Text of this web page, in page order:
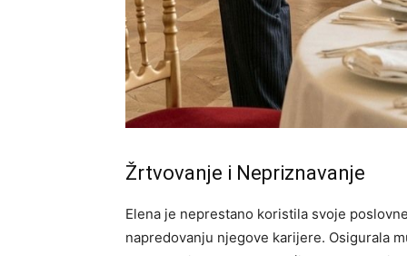
Žrtvovanje i Nepriznavanje
Elena je neprestano koristila svoje
napredovanju njegove karijere. Osigurala